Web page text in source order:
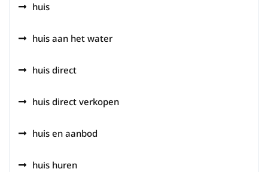
huis
huis aan het water
huis direct
huis direct verkopen
huis en aanbod
huis huren